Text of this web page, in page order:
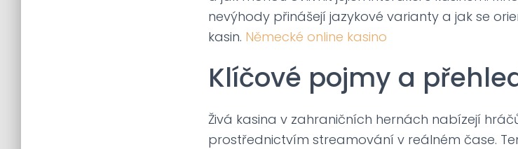
nevýhody přinášejí jazykové varianty a jak se
kasin. Německé online kasino
Klíčové pojmy a
Živá kasina v zahraničních hernách nabízejí
prostřednictvím streamování v reálném čase.